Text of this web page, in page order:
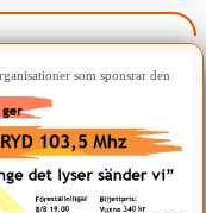
som sponsrar den